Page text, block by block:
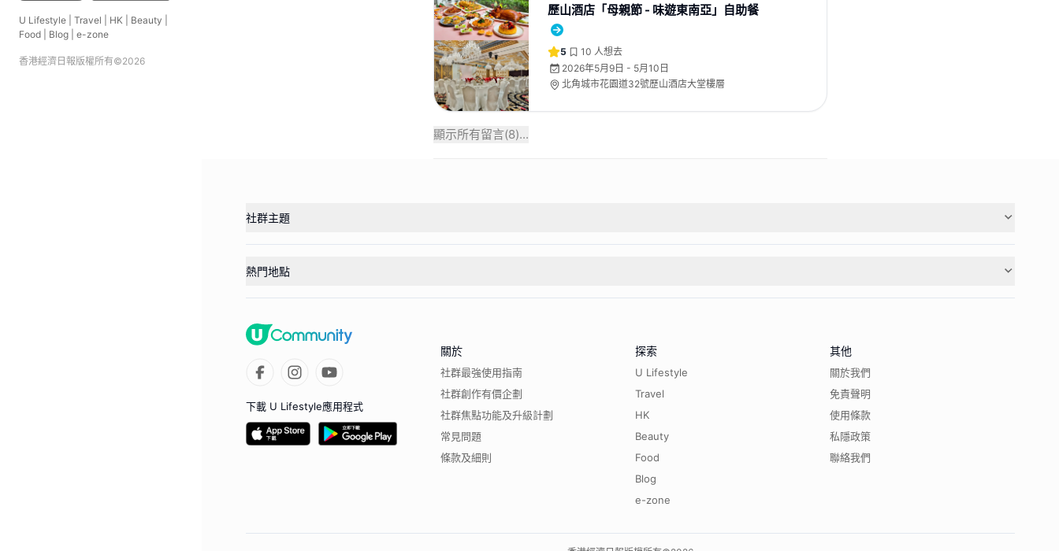
U Lifestyle Travel HK Beauty
Food
Blog e-zone
香港經濟日報版權所有©2026
歷山酒店「母親節 - 味遊東南亞」自助餐
5 10 人想去
2026年5月9日 - 5月10日
北角城市花園道32號歷山酒店大堂樓層
顯示所有留言(8)...
社群主題
熱門地點
下載 U Lifestyle應用程式
關於
社群最強使用指南
社群創作有價企劃
社群焦點功能及升級計劃
常見問題
條款及細則
探索
U Lifestyle
Travel
HK
Beauty
Food
Blog
e-zone
其他
關於我們
免責聲明
使用條款
私隱政策
聯絡我們